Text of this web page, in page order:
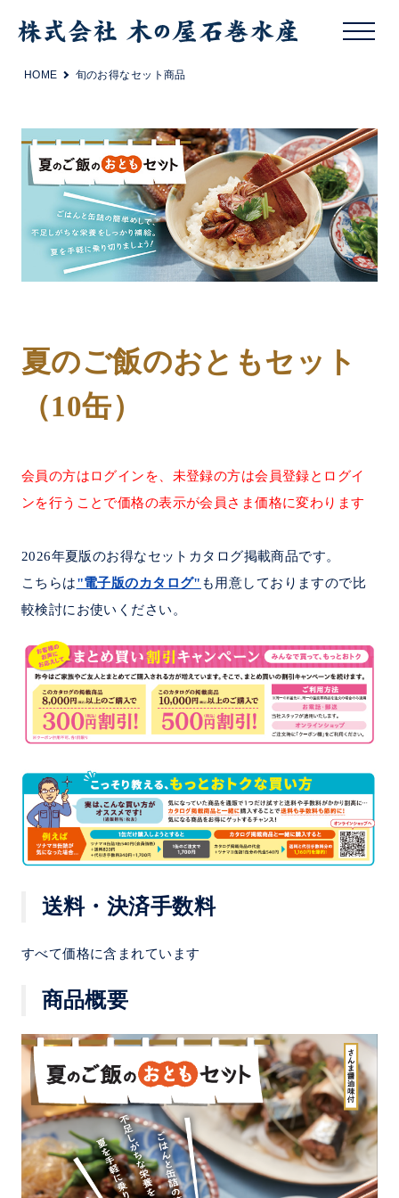
HOME 旬のお得なセット商品
夏のご飯のおともセット
（10缶）
会員の方はログインを、未登録の方は会員登録とログイ
ンを行うことで価格の表示が会員さま価格に変わります
2026年夏版のお得なセットカタログ掲載商品です。
こちらは"電子版のカタログ" も用意しておりますので比
較検討にお使いください。
送料・決済手数料
すべて価格に含まれています
商品概要